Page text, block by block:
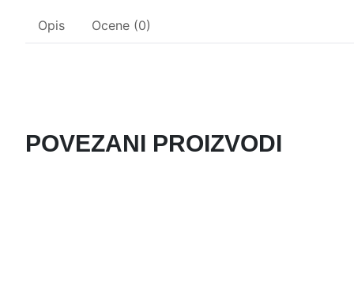
Opis Ocene (0)
POVEZANI PROIZVODI